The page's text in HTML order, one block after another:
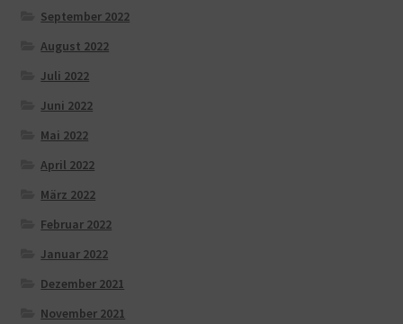
September 2022
August 2022
Juli 2022
Juni 2022
Mai 2022
April 2022
März 2022
Februar 2022
Januar 2022
Dezember 2021
November 2021